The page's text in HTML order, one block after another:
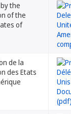
the
of the
of
de la
des Etats